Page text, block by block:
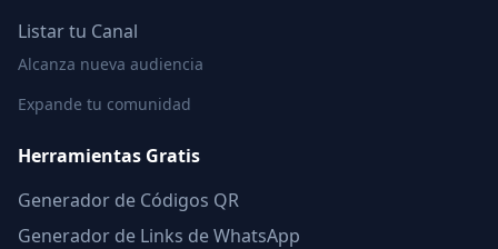
Listar tu Canal
Alcanza nueva audiencia
Expande tu comunidad
Herramientas Gratis
Generador de Códigos QR
Generador de Links de WhatsApp